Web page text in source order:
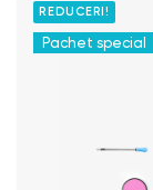
REDUCERI!
Pachet special